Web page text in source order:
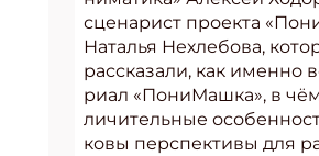
сце­нарист про­ек­та
На­талья Нех­ле­бова,
рассказали, как имен­но
ри­ал «По­ни­Маш­ка», в
ли­читель­ные
ковы пер­спек­ти­вы для